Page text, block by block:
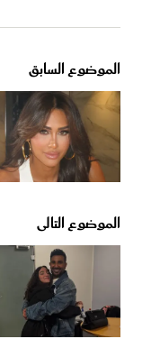
الموضوع السابق
الموضوع التالى